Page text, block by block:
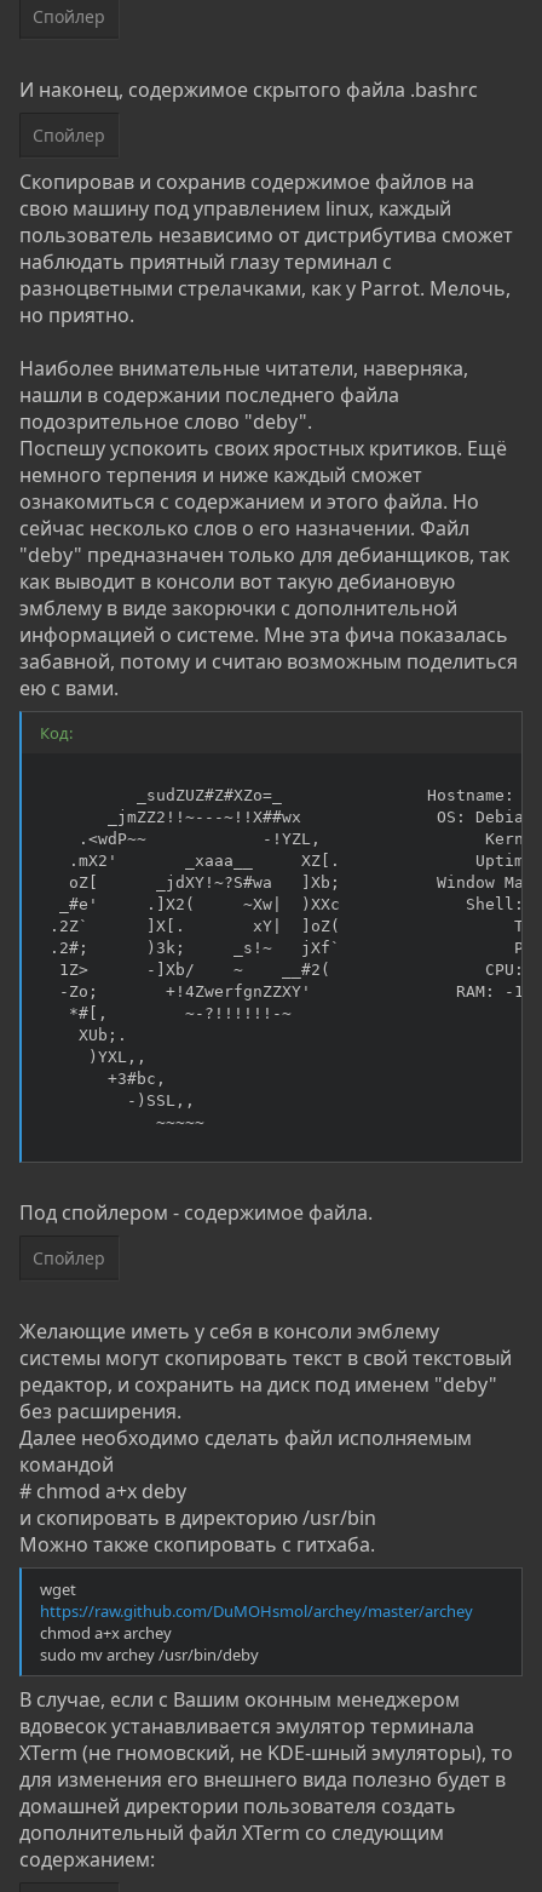
Спойлер
И наконец, содержимое скрытого файла .bashrc
Спойлер
Скопировав и сохранив содержимое файлов на
свою машину под управлением linux, каждый
пользователь независимо от дистрибутива сможет
наблюдать приятный глазу терминал с
разноцветными стрелачками, как у Parrot. Мелочь,
но приятно.
Наиболее внимательные читатели, наверняка,
нашли в содержании последнего файла
подозрительное слово "deby".
Поспешу успокоить своих яростных критиков. Ещё
немного терпения и ниже каждый сможет
ознакомиться с содержанием и этого файла. Но
сейчас несколько слов о его назначении. Файл
"deby" предназначен только для дебианщиков, так
как выводит в консоли вот такую дебиановую
эмблему в виде закорючки с дополнительной
информацией о системе. Мне эта фича показалась
забавной, потому и считаю возможным поделиться
ею с вами.
Код:
_sudZUZ#Z#XZo=_               Hostname:
_jmZZ2!!~---~!!X##wx              OS: Debian
.<wdP~~            -!YZL,
.mX2'       _xaaa__     XZ[.
oZ[      _jdXY!~?S#wa   ]Xb;          Window
_#e'     .]X2(     ~Xw|  )XXc             Shell:
.2Z`      ]X[.       xY|  ]oZ(
.2#;      )3k;     _s!~   jXf`
1Z>      -]Xb/    ~    __#2(                CPU:
-Zo;       +!4ZwerfgnZZXY'               RAM: -
*#[,        ~-?!!!!!!-~
    XUb;.
     )YXL,,
       +3#bc,
         -)SSL,,
            ~~~~~
Под спойлером - содержимое файла.
Спойлер
Желающие иметь у себя в консоли эмблему
системы могут скопировать текст в свой текстовый
редактор, и сохранить на диск под именем "deby"
без расширения.
Далее необходимо сделать файл исполняемым
командой
# chmod a+x deby
и скопировать в директорию /usr/bin
Можно также скопировать с гитхаба.
wget
https://raw.github.com/DuMOHsmol/archey/master/archey
chmod a+x archey
sudo mv archey /usr/bin/deby
В случае, если с Вашим оконным менеджером
вдовесок устанавливается эмулятор терминала
XTerm (не гномовский, не KDE-шный эмуляторы), то
для изменения его внешнего вида полезно будет в
домашней директории пользователя создать
дополнительный файл XTerm со следующим
содержанием: